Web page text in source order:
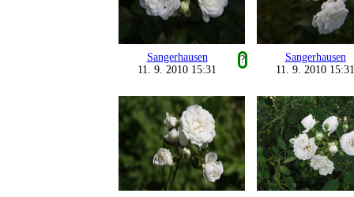
Sangerhausen
?
11. 9. 2010 15:31
Sangerhausen
11. 9. 2010 15:31